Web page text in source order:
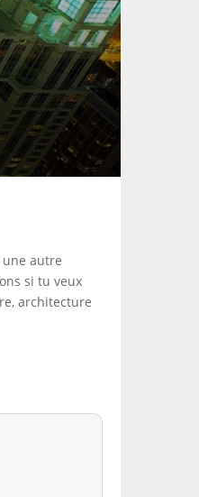
autre
si tu veux
architecture